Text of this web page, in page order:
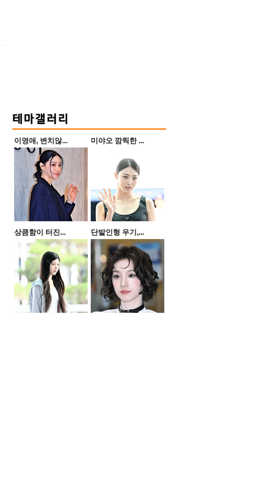
이영애, 변치않... 미야오 깜찍한 ...
상큼함이 터진... 단발인형 우기,...